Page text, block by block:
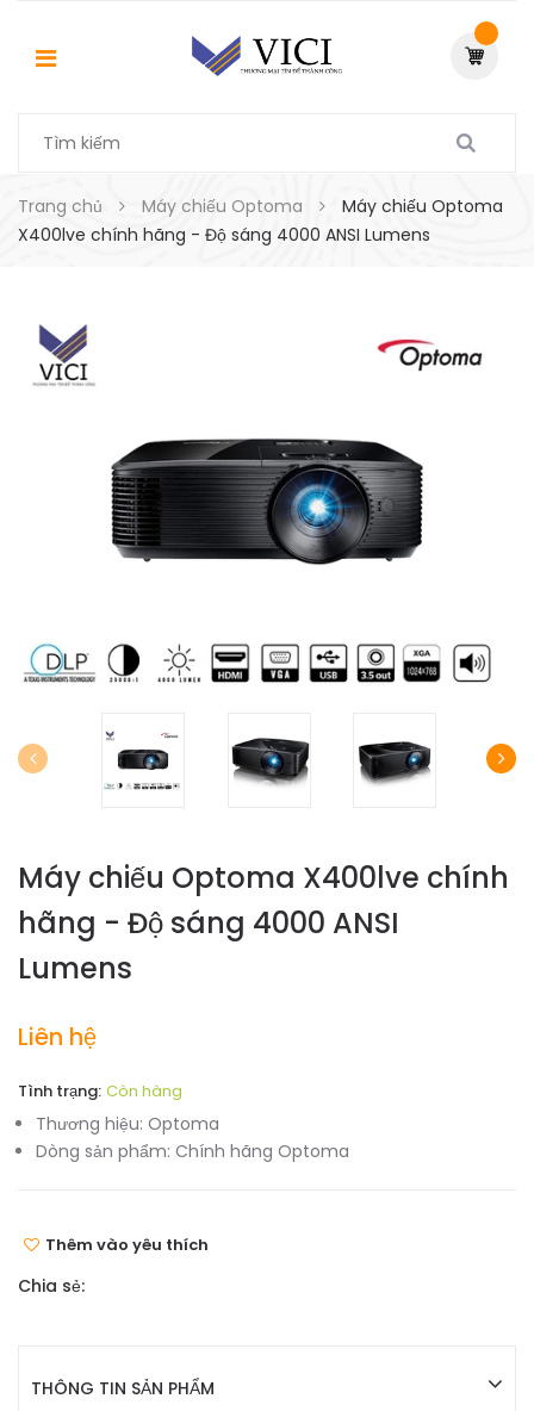
Trang chủ Máy chiếu Optoma
Máy chiếu Optoma
X400lve chính hãng - Độ sáng 4000 ANSI Lumens
Máy chiếu Optoma X400lve chính
hãng - Độ sáng 4000 ANSI
Lumens
Liên hệ
Tình trạng: Còn hàng
Thương hiệu: Optoma
Dòng sản phẩm: Chính hãng Optoma
Thêm vào yêu thích
Chia sẻ:
THÔNG TIN SẢN PHẨM